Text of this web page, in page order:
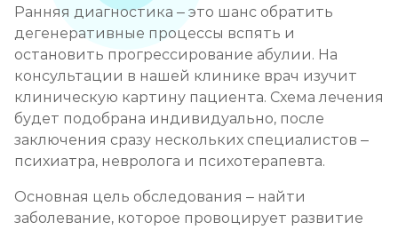
Ранняя диагностика – это шанс обратить
дегенеративные процессы вспять и
остановить прогрессирование абулии. На
консультации в нашей клинике врач изучит
клиническую картину пациента. Схема лечения
будет подобрана индивидуально, после
заключения сразу нескольких специалистов –
психиатра, невролога и психотерапевта.
Основная цель обследования – найти
заболевание, которое провоцирует развитие